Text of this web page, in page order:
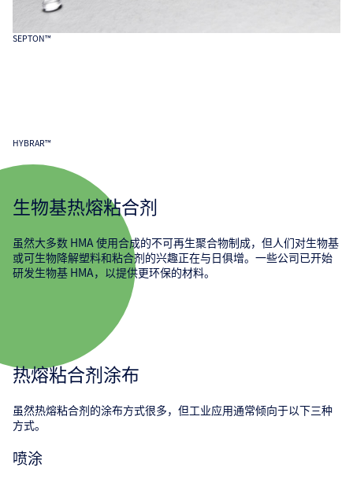
SEPTON™
HYBRAR™
生物基热熔粘合剂
虽然大多数 HMA 使用合成的不可再生聚合物制成，但人们对生物基
或可生物降解塑料和粘合剂的兴趣正在与日俱增。一些公司已开始
研发生物基 HMA，以提供更环保的材料。
热熔粘合剂涂布
虽然热熔粘合剂的涂布方式很多，但工业应用通常倾向于以下三种
方式。
喷涂